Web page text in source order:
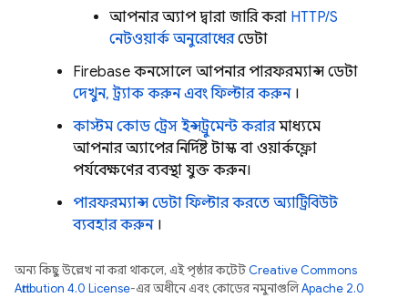
আপনার অ্যাপ দ্বারা জারি করা HTTP/S
নেটওয়ার্ক অনুরোধেরডেটা
Firebase কনসোলে আপনার পারফরম্যান্স ডেটা
দেখুন, ট্র্যাক করুন এবং ফিল্টার করুন।
কাস্টম কোড ট্রেস ইন্সট্রুমেন্ট করারমাধ্যমে
আপনার অ্যাপের নির্দিষ্ট টাস্ক বা ওয়ার্কফ্লো
পর্যবেক্ষণের ব্যবস্থা যুক্ত করুন।
পারফরম্যান্স ডেটা ফিল্টার করতে অ্যাট্রিবিউট
ব্যবহার করুন।
অন্য কিছু উল্লেখ না করা থাকলে, এই পৃষ্ঠার কন্টেন্টCreative Commons
Attribution 4.0 License-এর অধীনে এবং কোডের নমুনাগুলিApache 2.0